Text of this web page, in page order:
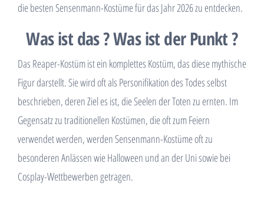
die besten Sensenmann-Kostüme für das Jahr 2026 zu entdecken.
Was ist das ? Was ist der Punkt ?
Das Reaper-Kostüm ist ein komplettes Kostüm, das diese mythische
Figur darstellt. Sie wird oft als Personifikation des Todes selbst
beschrieben, deren Ziel es ist, die Seelen der Toten zu ernten. Im
Gegensatz zu traditionellen Kostümen, die oft zum Feiern
verwendet werden, werden Sensenmann-Kostüme oft zu
besonderen Anlässen wie Halloween und an der Uni sowie bei
Cosplay-Wettbewerben getragen.